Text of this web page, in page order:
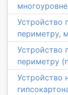
Устройство
периметру,
Устройство
периметру
Устройство